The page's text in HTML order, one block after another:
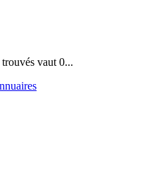
vaut 0...